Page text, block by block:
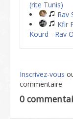
(rite Tunis)
Rav
Kfir
Kourd - Rav
Inscrivez-vous
commentaire
0